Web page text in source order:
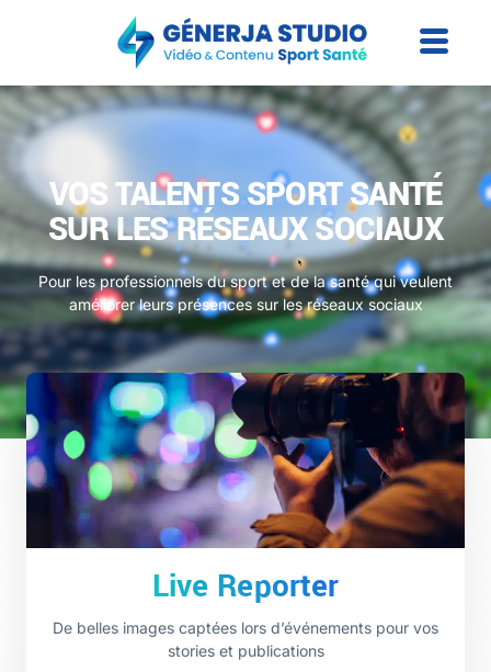
VOS TALENTS SPORT SANTÉ
SUR LES RÉSEAUX SOCIAUX
Pour les professionnels du sport et de la santé qui veulent
améliorer leurs présences sur les réseaux sociaux
Live Reporter
De belles images captées lors d’événements pour vos
stories et publications